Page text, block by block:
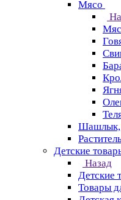
Мясо
Шашлык,
Детские
Назад
Детские
Товары